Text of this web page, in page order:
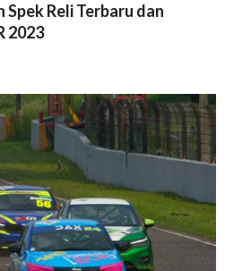
Reli Terbaru dan
2023